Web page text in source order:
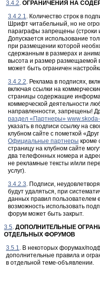
3.4.2. ОГРАНИЧЕНИЯ НА
3.4.2.1. Количество строк в
Шрифт читабельный, но не
параграфы запрещены (строки
Допускается использование
при размещении которой
сдержанным в размерах и
высота и размер размещаемой
может быть ограничен
3.4.2.2. Реклама в подписях,
включая ссылки на
страницы содержащие
коммерческой деятельности
направленности, запрещены!
раздел «Партнеры»
указать в подписи ссылку на
клубном сайте с пометкой
Официальные партнеры кроме
страницу на клубном сайте
два телефонных номера и
не рекламные тексты и/или
услуг).
3.4.2.3. Подписи,
будут удаляться, при
данных правил пользователем
возможность использовать
форум может быть закрыт.
3.5. ДОПОЛНИТЕЛЬНЫЕ
ОТДЕЛЬНЫХ ФОРУМОВ
3.5.1. В некоторых форумах/
дополнительные правила и
в отдельной теме-объявлении.